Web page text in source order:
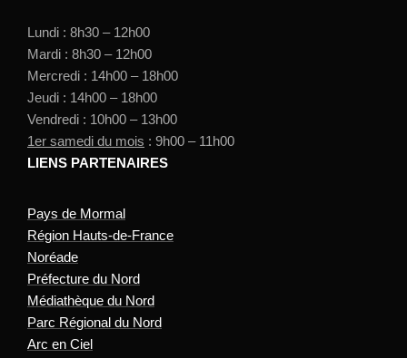
Lundi : 8h30 – 12h00
Mardi : 8h30 – 12h00
Mercredi : 14h00 – 18h00
Jeudi : 14h00 – 18h00
Vendredi : 10h00 – 13h00
1er samedi du mois : 9h00 – 11h00
LIENS PARTENAIRES
Pays de Mormal
Région Hauts-de-France
Noréade
Préfecture du Nord
Médiathèque du Nord
Parc Régional du Nord
Arc en Ciel